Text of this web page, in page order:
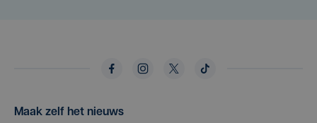
Maak zelf het nieuws